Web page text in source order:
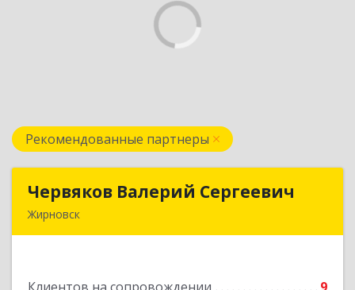
Рекомендованные партнеры
Червяков Валерий Сергеевич
Жирновск
Червяков Валерий Сергеевич